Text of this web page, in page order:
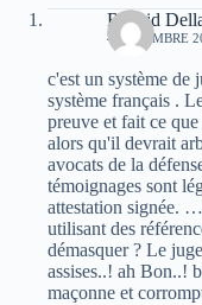
Rachid
4 DÉCEMBRE
c'est un système
système français .
preuve et fait ce
alors qu'il devrait
avocats de la
témoignages sont
attestation signée.
utilisant des
démasquer ? Le
assises..! ah Bon..!
maçonne et